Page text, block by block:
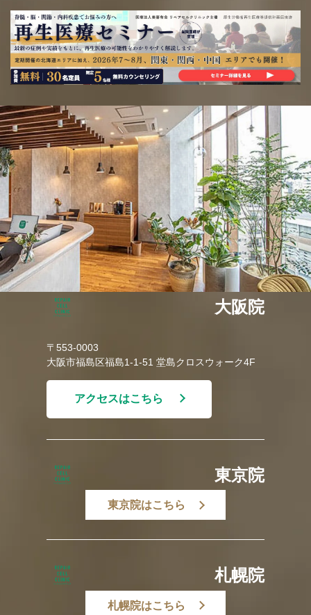
大阪院
〒553-0003
大阪市福島区福島1-1-51 堂島クロスウォーク4F
アクセスはこちら
東京院
東京院はこちら
札幌院
札幌院はこちら